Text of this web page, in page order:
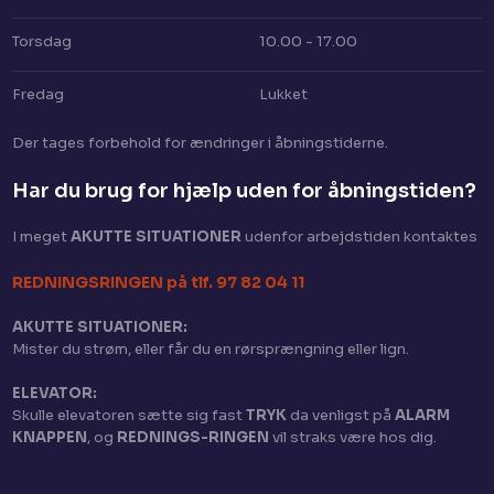
Torsdag 10.00 - 17.00
Fredag Lukket
Der tages for​behold for ændringer i åbningstiderne.
Har du brug for hjælp uden for åbningstiden?​
I megetAKUTTE SITUATIONER​ udenfor arbejdstiden kontaktes
​REDNINGSRINGEN på tlf. 97 82 04 11
AKUTTE SITUATIONER:
Mister du strøm, eller får du en rørsprængning eller lign.
ELEVATOR:
Skulle elevatoren sætte sig fastTRYKda venligst på ALARM
KNAPPEN, og REDNINGS-RINGEN vil straks være hos dig.​